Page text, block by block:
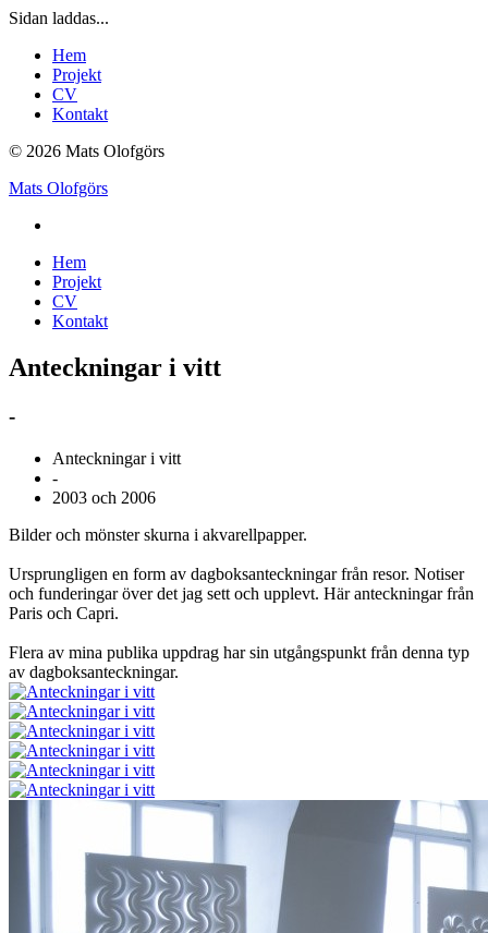
Sidan laddas...
Hem
Projekt
CV
Kontakt
© 2026 Mats Olofgörs
Mats Olofgörs
Hem
Projekt
CV
Kontakt
Anteckningar i vitt
-
Anteckningar i vitt
-
2003 och 2006
Bilder och mönster skurna i akvarellpapper.
Ursprungligen en form av dagboksanteckningar från resor. Notiser
och funderingar över det jag sett och upplevt. Här anteckningar från
Paris och Capri.
Flera av mina publika uppdrag har sin utgångspunkt från denna typ
av dagboksanteckningar.